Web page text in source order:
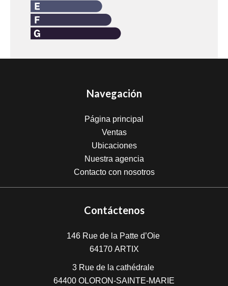
Navegación
Página principal
Ventas
Ubicaciones
Nuestra agencia
Contacto con nosotros
Contáctenos
146 Rue de la Patte d’Oie
64170 ARTIX
3 Rue de la cathédrale
64400 OLORON-SAINTE-MARIE